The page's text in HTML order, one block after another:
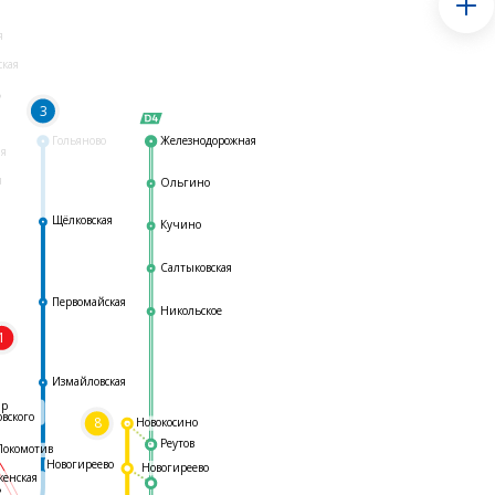
Гольяново
3
8
Железнодорожная
Ольгино
Кучино
Салтыковская
Никольское
Реутов
Измайловская
Первомайская
Щёлковская
Новогиреево
Новогиреево
Новокосино